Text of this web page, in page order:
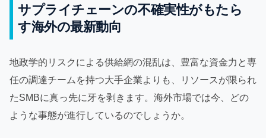
サプライチェーンの不確実性がもたら
す海外の最新動向
地政学的リスクによる供給網の混乱は、豊富な資金力と専
任の調達チームを持つ大手企業よりも、リソースが限られ
たSMBに真っ先に牙を剥きます。海外市場では今、どの
ような事態が進行しているのでしょうか。